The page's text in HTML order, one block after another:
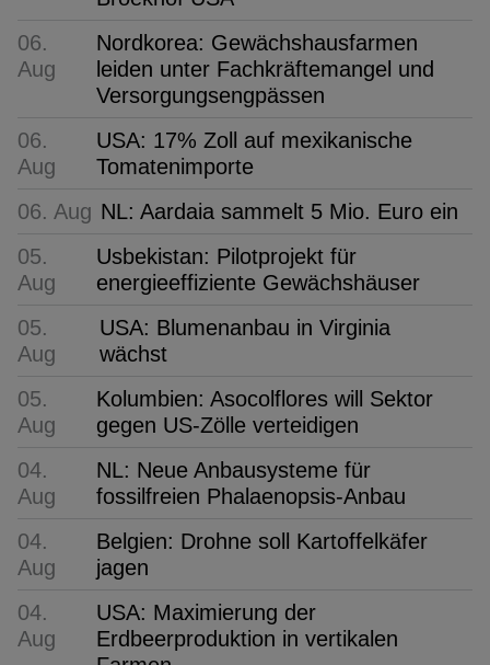
06.
Aug
Nordkorea: Gewächshausfarmen
leiden unter Fachkräftemangel und
Versorgungsengpässen
06.
Aug
USA: 17% Zoll auf mexikanische
Tomatenimporte
06. Aug NL: Aardaia sammelt 5 Mio. Euro ein
05.
Aug
Usbekistan: Pilotprojekt für
energieeffiziente Gewächshäuser
05.
Aug
USA: Blumenanbau in Virginia
wächst
05.
Aug
Kolumbien: Asocolflores will Sektor
gegen US-Zölle verteidigen
04.
Aug
NL: Neue Anbausysteme für
fossilfreien Phalaenopsis-Anbau
04.
Aug
Belgien: Drohne soll Kartoffelkäfer
jagen
04.
Aug
USA: Maximierung der
Erdbeerproduktion in vertikalen